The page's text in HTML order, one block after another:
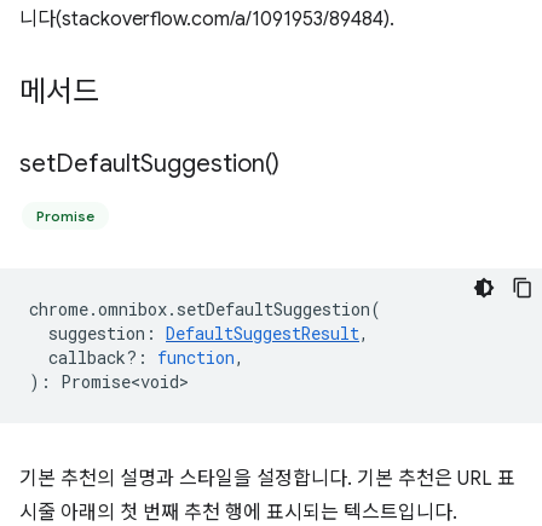
니다(stackoverflow.com/a/1091953/89484).
메서드
setDefaultSuggestion()
Promise
chrome.omnibox. setDefaultSuggestion(
suggestion : DefaultSuggestResult,
callback? : function,
) : Promise<void>
기본 추천의 설명과 스타일을 설정합니다. 기본 추천은 URL 표
시줄 아래의 첫 번째 추천 행에 표시되는 텍스트입니다.